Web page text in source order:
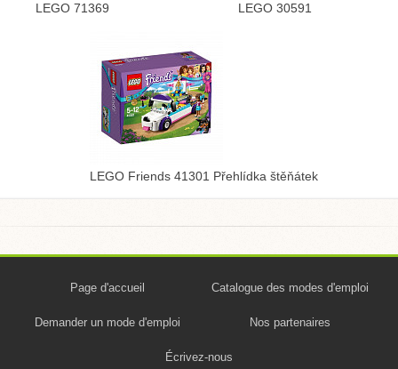
LEGO 71369 LEGO 30591
LEGO Friends 41301 Přehlídka štěňátek
Page d'accueil Catalogue des modes d'emploi
Demander un mode d'emploi Nos partenaires
Écrivez-nous